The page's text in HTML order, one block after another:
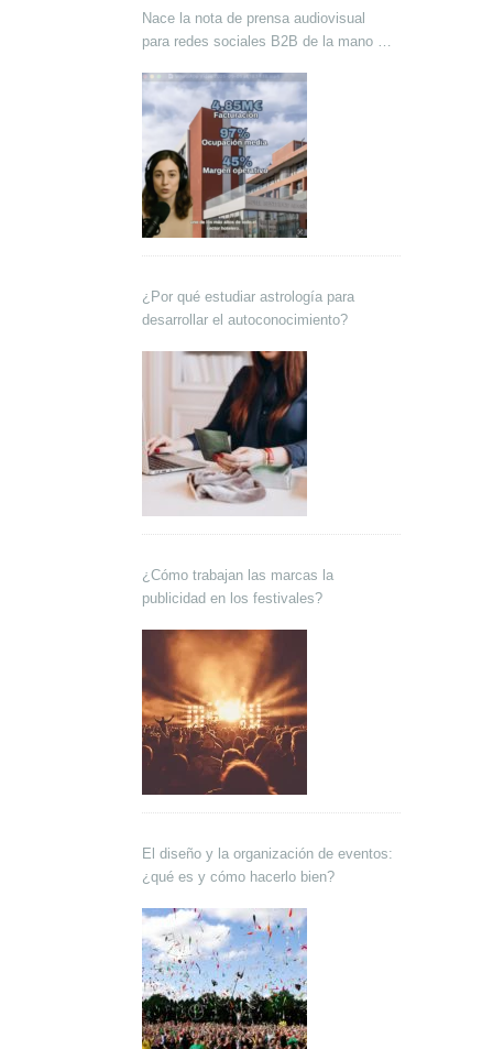
Nace la nota de prensa audiovisual
para redes sociales B2B de la mano de
¿Por qué estudiar astrología para
desarrollar el autoconocimiento?
¿Cómo trabajan las marcas la
publicidad en los festivales?
El diseño y la organización de eventos:
¿qué es y cómo hacerlo bien?